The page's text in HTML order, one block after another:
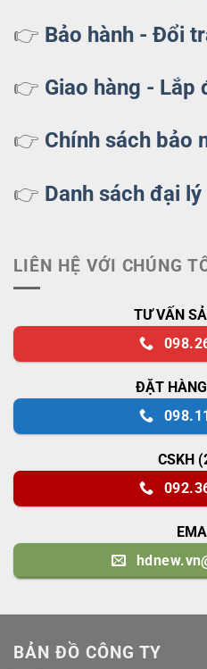
👉 Bảo hành - Đổi
👉 Giao hàng - Lắp
👉 Chính sách bảo
👉 Danh sách đại lý
LIÊN HỆ VỚI CHÚNG
TƯ VẤN
ĐẶT
CSKH
BẢN ĐỒ CÔNG TY